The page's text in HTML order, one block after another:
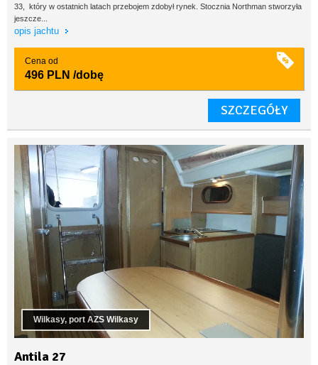
33, który w ostatnich latach przebojem zdobył rynek. Stocznia Northman stworzyła
jeszcze...
opis jachtu
Cena od
496 PLN /dobę
SZCZEGÓŁY
Wilkasy, port AZS Wilkasy
Antila 27